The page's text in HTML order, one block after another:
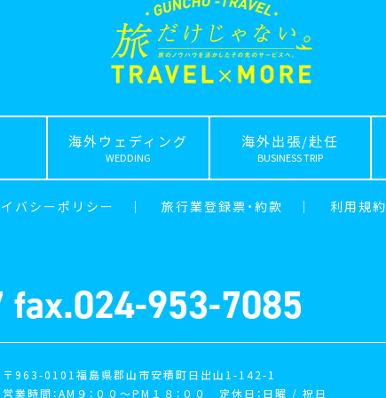
海外ウェディング
WEDDING
海外出張/赴任
BUSINESS TRIP
バシーポリシー ｜ 旅行業登録票・約款 ｜ 利用規約
fax.024-953-7085
〒963-0101福島県郡山市安積町日出山1-142-1
営業時間：AM９：００〜PM１８：００ 定休日：日曜 / 祝日